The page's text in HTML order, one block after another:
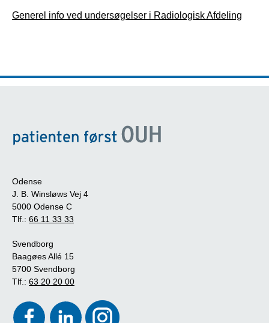
Generel info ved undersøgelser i Radiologisk Afdeling
Odense
J. B. Winsløws Vej 4
5000 Odense C
Tlf.: 66 11 33 33
Svendborg
Baagøes Allé 15
5700 Svendborg
Tlf.: 63 20 20 00